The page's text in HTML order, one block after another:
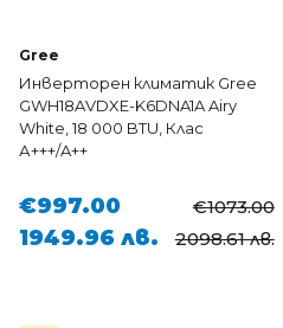
Gree
Инверторен климатик Gree
GWH18AVDXE-K6DNA1A Airy
White, 18 000 BTU, Клас
А+++/A++
€997.00 €1073.00
1949.96 лв. 2098.61 лв.